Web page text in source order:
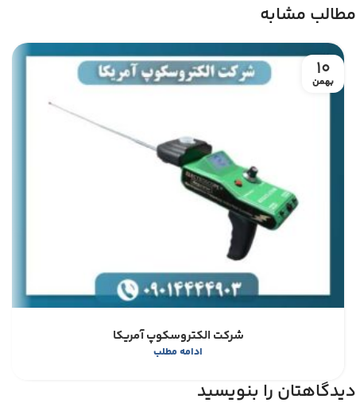
مطالب مشابه
10
بهمن
شرکت الکتروسکوپ آمریکا
ادامه مطلب
دیدگاهتان را بنویسید